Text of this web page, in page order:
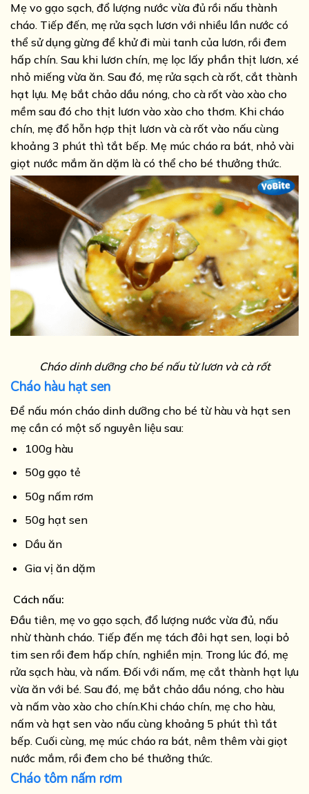
Mẹ vo gạo sạch, đổ lượng nước vừa đủ rồi nấu thành
cháo. Tiếp đến, mẹ rửa sạch lươn với nhiều lần nước có
thể sử dụng gừng để khử đi mùi tanh của lươn, rồi đem
hấp chín. Sau khi lươn chín, mẹ lọc lấy phần thịt lươn, xé
nhỏ miếng vừa ăn. Sau đó, mẹ rửa sạch cà rốt, cắt thành
hạt lựu. Mẹ bắt chảo dầu nóng, cho cà rốt vào xào cho
mềm sau đó cho thịt lươn vào xào cho thơm. Khi cháo
chín, mẹ đổ hỗn hợp thịt lươn và cà rốt vào nấu cùng
khoảng 3 phút thì tắt bếp. Mẹ múc cháo ra bát, nhỏ vài
giọt nước mắm ăn dặm là có thể cho bé thưởng thức.
Cháo dinh dưỡng cho bé nấu từ lươn và cà rốt
Cháo hàu hạt sen
Để nấu món cháo dinh dưỡng cho bé từ hàu và hạt sen
mẹ cần có một số nguyên liệu sau:
100g hàu
50g gạo tẻ
50g nấm rơm
50g hạt sen
Dầu ăn
Gia vị ăn dặm
Cách nấu:
Đầu tiên, mẹ vo gạo sạch, đổ lượng nước vừa đủ, nấu
nhừ thành cháo. Tiếp đến mẹ tách đôi hạt sen, loại bỏ
tim sen rồi đem hấp chín, nghiền mịn. Trong lúc đó, mẹ
rửa sạch hàu, và nấm. Đối với nấm, mẹ cắt thành hạt lựu
vừa ăn với bé. Sau đó, mẹ bắt chảo dầu nóng, cho hàu
và nấm vào xào cho chín.Khi cháo chín, mẹ cho hàu,
nấm và hạt sen vào nấu cùng khoảng 5 phút thì tắt
bếp. Cuối cùng, mẹ múc cháo ra bát, nêm thêm vài giọt
nước mắm, rồi đem cho bé thưởng thức.
Cháo tôm nấm rơm